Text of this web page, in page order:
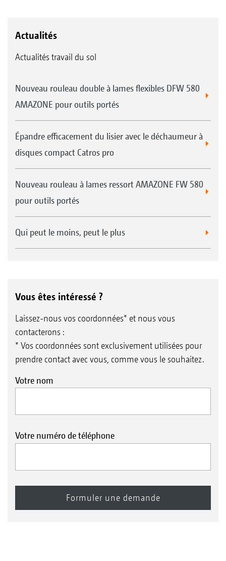
Actualités
Actualités travail du sol
Nouveau rouleau double à lames flexibles DFW 580
AMAZONE pour outils portés
Épandre efficacement du lisier avec le déchaumeur à
disques compact Catros pro
Nouveau rouleau à lames ressort AMAZONE FW 580
pour outils portés
Qui peut le moins, peut le plus
Vous êtes intéressé ?
Laissez-nous vos coordonnées* et nous vous
contacterons :
* Vos coordonnées sont exclusivement utilisées pour
prendre contact avec vous, comme vous le souhaitez.
Votre nom
Votre numéro de téléphone